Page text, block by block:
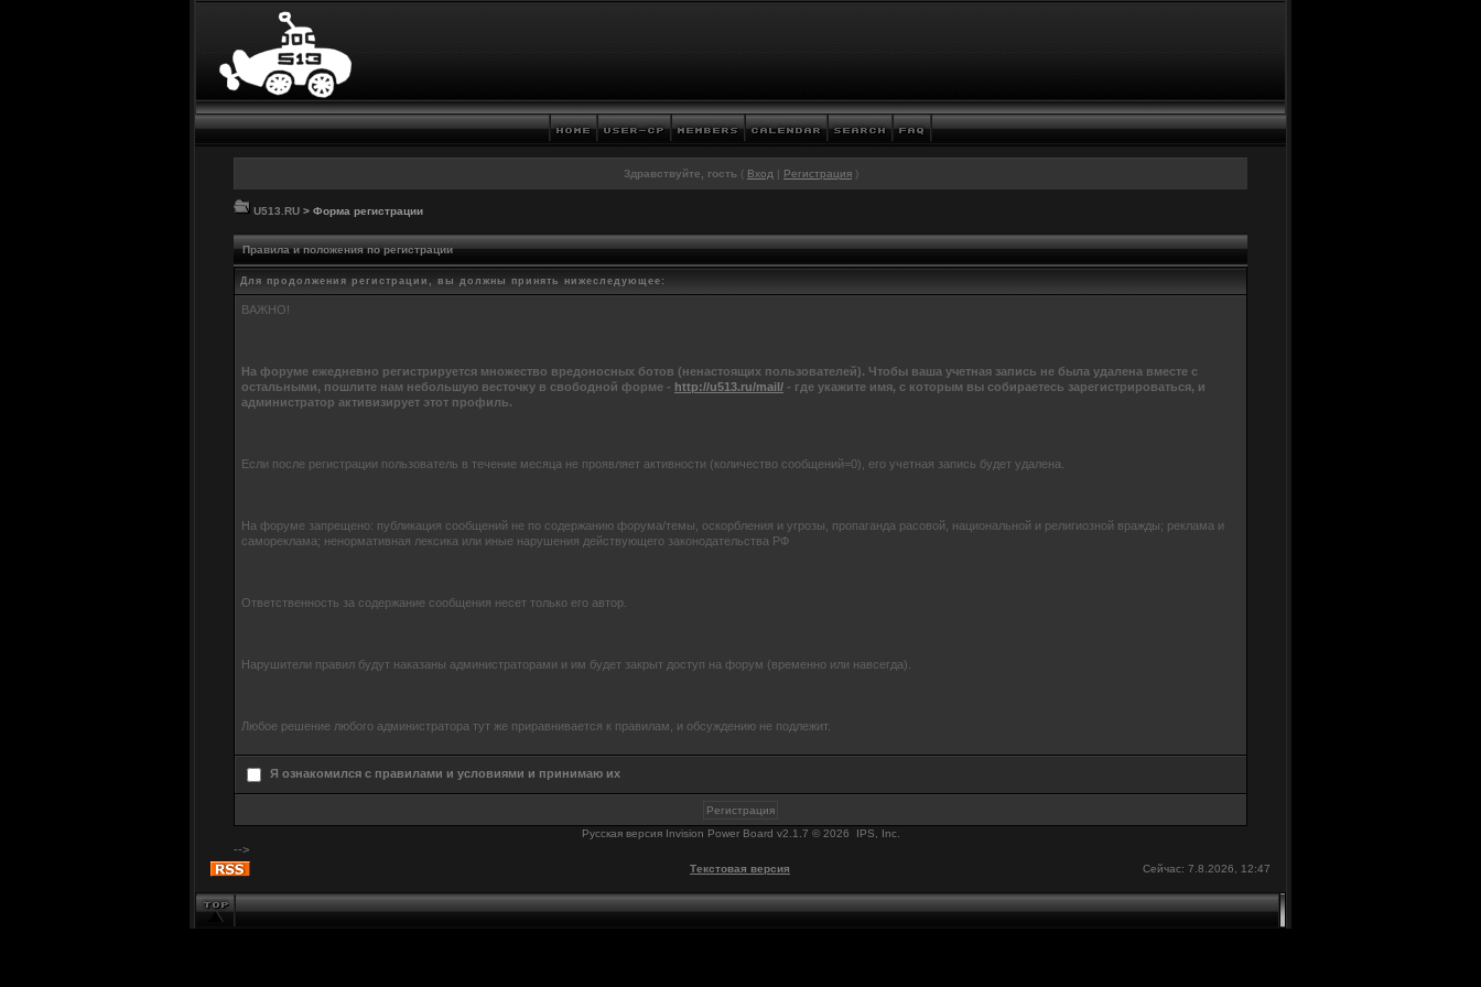
Здравствуйте, гость ( Вход | Регистрация )
U513.RU > Форма регистрации
Правила и положения по регистрации
Для продолжения регистрации, вы должны принять нижеследующее:
ВАЖНО!
На форуме ежедневно регистрируется множество вредоносных ботов (ненастоящих пользователей). Чтобы ваша учетная запись не была удалена вместе с
остальными, пошлите нам небольшую весточку в свободной форме - http://u513.ru/mail/ - где укажите имя, с которым вы собираетесь зарегистрироваться, и
администратор активизирует этот профиль.
Если после регистрации пользователь в течение месяца не проявляет активности (количество сообщений=0), его учетная запись будет удалена.
На форуме запрещено: публикация сообщений не по содержанию форума/темы, оскорбления и угрозы, пропаганда расовой, национальной и религиозной вражды; реклама и
самореклама; ненормативная лексика или иные нарушения действующего законодательства РФ
Ответственность за содержание сообщения несет только его автор.
Нарушители правил будут наказаны администраторами и им будет закрыт доступ на форум (временно или навсегда).
Любое решение любого администратора тут же приравнивается к правилам, и обсуждению не подлежит.
Я ознакомился с правилами и условиями и принимаю их
Русская версия Invision Power Board v2.1.7 © 2026 IPS, Inc.
-->
Текстовая версия Сейчас: 7.8.2026, 12:47